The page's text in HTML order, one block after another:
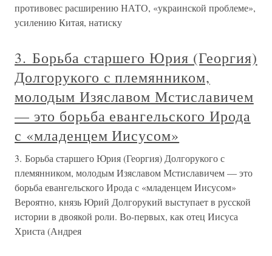
противовес расширению НАТО, «украинской проблеме»,
усилению Китая, натиску
3. Борьба старшего Юрия (Георгия)
Долгорукого с племянником,
молодым Изяславом Мстиславичем
— это борьба евангельского Ирода
с «младенцем Иисусом»
3. Борьба старшего Юрия (Георгия) Долгорукого с
племянником, молодым Изяславом Мстиславичем — это
борьба евангельского Ирода с «младенцем Иисусом»
Вероятно, князь Юрий Долгорукий выступает в русской
истории в двоякой роли. Во-первых, как отец Иисуса
Христа (Андрея